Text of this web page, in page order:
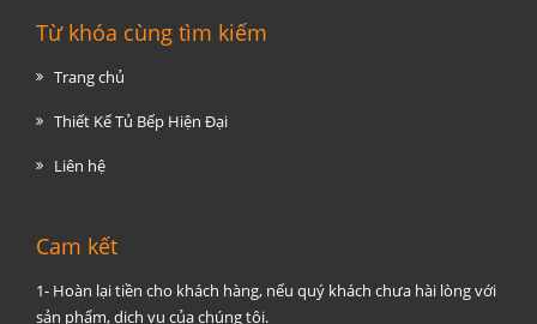
Từ khóa cùng tìm kiếm
Trang chủ
Thiết Kế Tủ Bếp Hiện Đại
Liên hệ
Cam kết
1- Hoàn lại tiền cho khách hàng, nếu quý khách chưa hài lòng với
sản phẩm, dịch vụ của chúng tôi.